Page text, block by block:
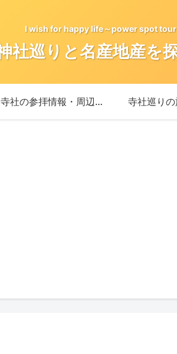
I wish for happy life～power spot tour
社巡りと名産地産を
寺社の参拝情報・周辺情報 寺社巡りの